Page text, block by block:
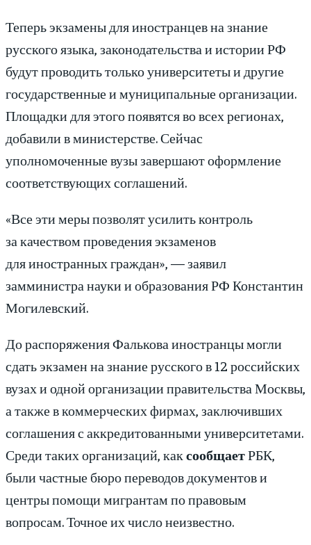
Теперь экзамены для иностранцев на знание
русского языка, законодательства и истории РФ
будут проводить только университеты и другие
государственные и муниципальные организации.
Площадки для этого появятся во всех регионах,
добавили в министерстве. Сейчас
уполномоченные вузы завершают оформление
соответствующих соглашений.
«Все эти меры позволят усилить контроль
за качеством проведения экзаменов
для иностранных граждан», — заявил
замминистра науки и образования РФ Константин
Могилевский.
До распоряжения Фалькова иностранцы могли
сдать экзамен на знание русского в 12 российских
вузах и одной организации правительства Москвы,
а также в коммерческих фирмах, заключивших
соглашения с аккредитованными университетами.
Среди таких организаций, каксообщаетРБК,
были частные бюро переводов документов и
центры помощи мигрантам по правовым
вопросам. Точное их число неизвестно.